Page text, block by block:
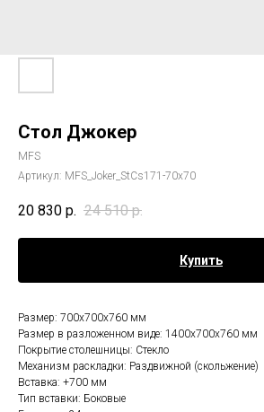
Стол Джокер
MFS
Артикул: MFS_Joker_StCs171-70x70
20 830 р. 24 510 р.
Купить
Размер: 700х700х760 мм
Размер в разложенном виде: 1400х700х760 мм
Покрытие столешницы: Стекло
Механизм раскладки: Раздвижной (скольжение)
Вставка: +700 мм
Тип вставки: Боковые